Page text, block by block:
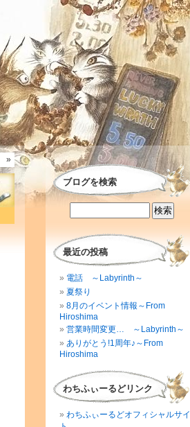
»
ブログを検索
最近の投稿
電話 ～Labyrinth～
夏祭り
8月のイベント情報～From
Hiroshima
営業時間変更… ～Labyrinth～
ありがとう!1周年♪～From
Hiroshima
わちふぃーるどリンク
わちふぃーるどオフィシャルサイ